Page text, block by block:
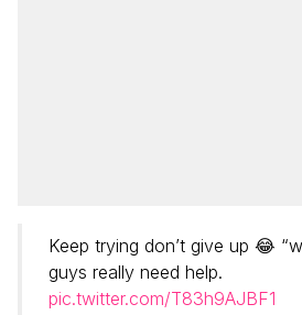
Keep trying don’t give up 😂
guys really need help.
pic.twitter.com/T83h9AJBF1